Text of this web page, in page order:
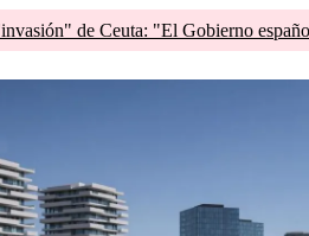
de Ceuta: "El Gobierno